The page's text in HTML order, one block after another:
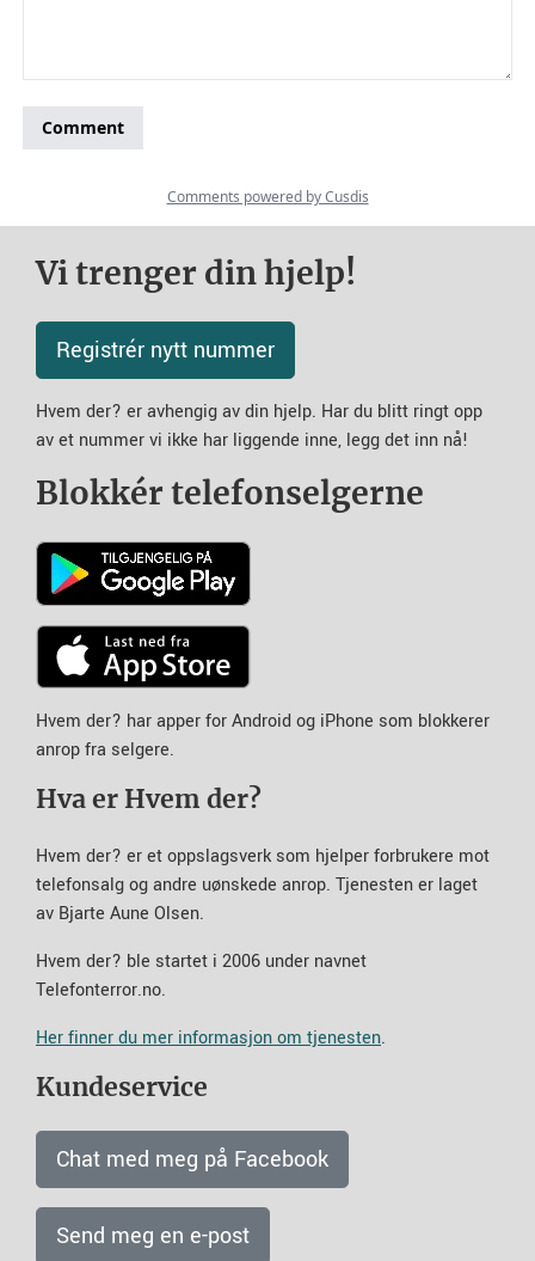
Vi trenger din hjelp!
Registrér nytt nummer
Hvem der? er avhengig av din hjelp. Har du blitt ringt opp
av et nummer vi ikke har liggende inne, legg det inn nå!
Blokkér telefonselgerne
Hvem der? har apper for Android og iPhone som blokkerer
anrop fra selgere.
Hva er Hvem der?
Hvem der? er et oppslagsverk som hjelper forbrukere mot
telefonsalg og andre uønskede anrop. Tjenesten er laget
av Bjarte Aune Olsen.
Hvem der? ble startet i 2006 under navnet
Telefonterror.no.
Her finner du mer informasjon om tjenesten.
Kundeservice
Chat med meg på Facebook
Send meg en e-post